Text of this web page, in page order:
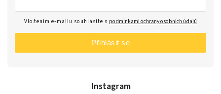
Instagram
Vložením e-mailu souhlasíte s podmínkami ochrany osobních údajů
Přihlásit se